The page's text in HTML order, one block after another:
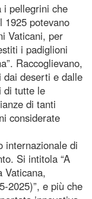
i pellegrini che
1925 potevano
Vaticani, per
i padiglioni
Raccoglievano,
dai deserti e dalle
di tutte le
di tanti
considerate
internazionale di
Si intitola “A
Vaticana,
2025)”, e più che